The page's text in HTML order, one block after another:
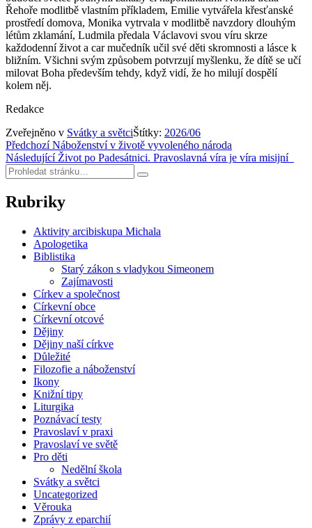
Řehoře modlitbě vlastním příkladem, Emilie vytvářela křesťanské
prostředí domova, Monika vytrvala v modlitbě navzdory dlouhým
létům zklamání, Ludmila předala Václavovi svou víru skrze
každodenní život a car mučedník učil své děti skromnosti a lásce k
bližním. Všichni svým způsobem potvrzují myšlenku, že dítě se učí
milovat Boha především tehdy, když vidí, že ho milují dospělí
kolem něj.
Redakce
Zveřejněno v Svátky a světciŠtítky: 2026/06
Navigace
pro
příspěvek
Předchozí Náboženství v životě vyvoleného národa
Následující Život po Padesátnici. Pravoslavná víra je víra misijní
Hledat:
Hledat
Rubriky
Aktivity arcibiskupa Michala
Apologetika
Biblistika
Starý zákon s vladykou Simeonem
Zajímavosti
Církev a společnost
Církevní obce
Církevní otcové
Dějiny
Dějiny naší církve
Důležité
Filozofie a náboženství
Ikony
Knižní tipy
Liturgika
Poznávací testy
Pravoslaví v praxi
Pravoslaví ve světě
Pro děti
Nedělní škola
Svátky a světci
Uncategorized
Věrouka
Zprávy z eparchií